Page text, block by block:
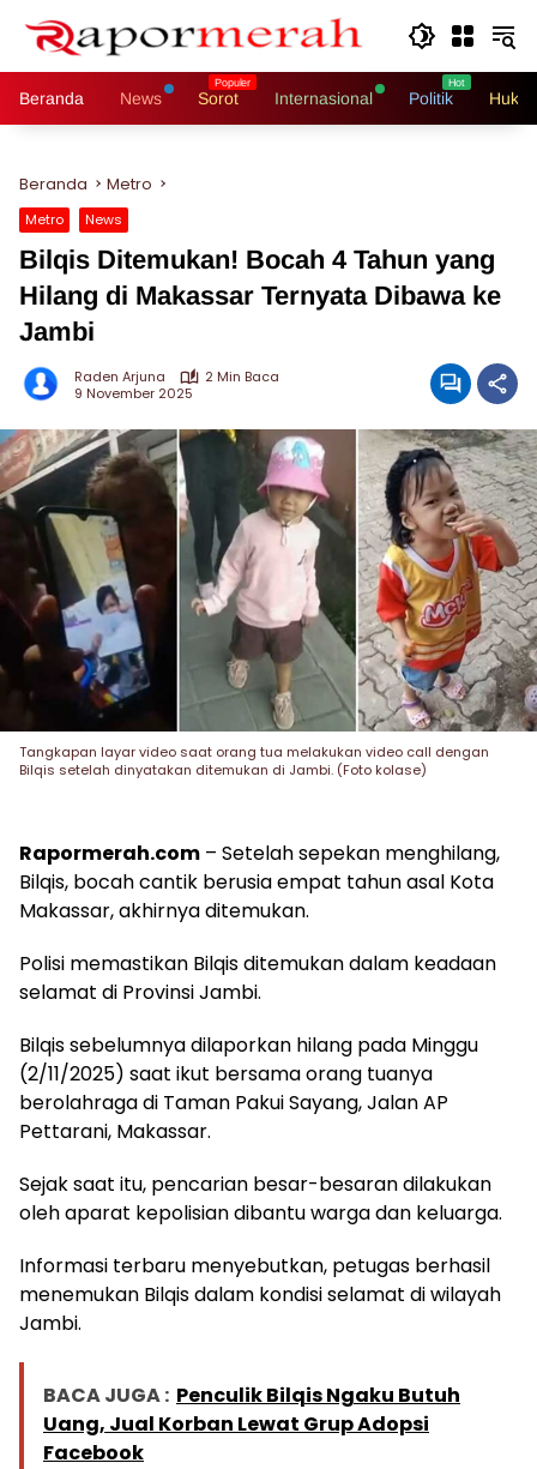
Beranda News Sorot Internasional Politik
Beranda Metro
Metro News
Bilqis Ditemukan! Bocah 4 Tahun yang
Hilang di Makassar Ternyata Dibawa ke
Jambi
Raden Arjuna
2 Min Baca
9 November 2025
Tangkapan layar video saat orang tua melakukan video call dengan
Bilqis setelah dinyatakan ditemukan di Jambi. (Foto kolase)
Rapormerah.com – Setelah sepekan menghilang,
Bilqis, bocah cantik berusia empat tahun asal Kota
Makassar, akhirnya ditemukan.
Polisi memastikan Bilqis ditemukan dalam keadaan
selamat di Provinsi Jambi.
Bilqis sebelumnya dilaporkan hilang pada Minggu
(2/11/2025) saat ikut bersama orang tuanya
berolahraga di Taman Pakui Sayang, Jalan AP
Pettarani, Makassar.
Sejak saat itu, pencarian besar-besaran dilakukan
oleh aparat kepolisian dibantu warga dan keluarga.
Informasi terbaru menyebutkan, petugas berhasil
menemukan Bilqis dalam kondisi selamat di wilayah
Jambi.
BACA JUGA : Penculik Bilqis Ngaku Butuh
Uang, Jual Korban Lewat Grup Adopsi
Facebook